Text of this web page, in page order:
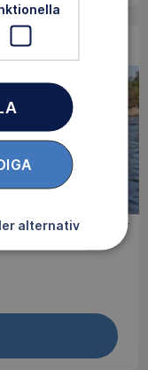
100 kr
alternativ